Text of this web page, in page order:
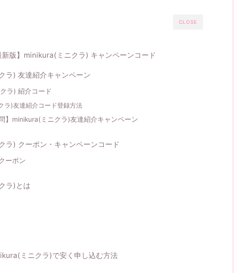
CLOSE
新版】minikura(ミニクラ) キャンペーンコード
ラ) 友達紹介キャンペーン
ラ) 紹介コード
ラ)友達紹介コード登録方法
】minikura(ミニクラ)友達紹介キャンペーン
ラ) クーポン・キャンペーンコード
ーポン
ラ)とは
ミニクラ)で安く申し込む方法